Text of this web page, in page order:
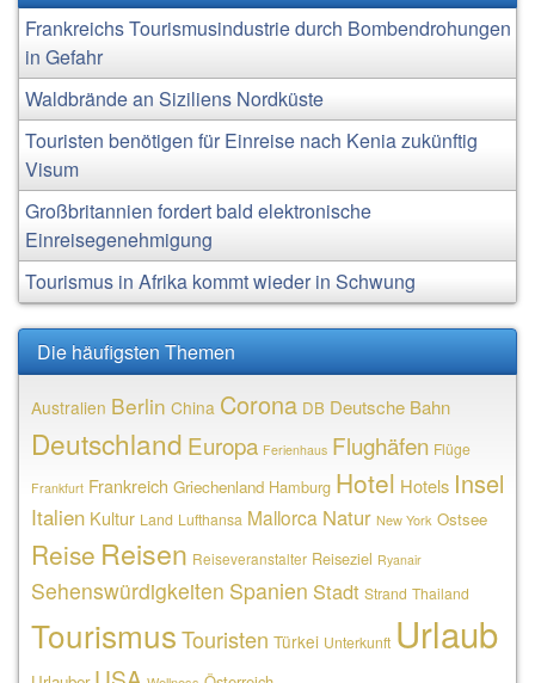
Frankreichs Tourismusindustrie durch Bombendrohungen
in Gefahr
Waldbrände an Siziliens Nordküste
Touristen benötigen für Einreise nach Kenia zukünftig
Visum
Großbritannien fordert bald elektronische
Einreisegenehmigung
Tourismus in Afrika kommt wieder in Schwung
Die häufigsten Themen
Australien Berlin China Corona DB Deutsche Bahn
Deutschland Europa Ferienhaus Flughäfen Flüge
Frankfurt Frankreich Griechenland Hamburg Hotel Hotels Insel
Italien Kultur Land Lufthansa Mallorca Natur New York Ostsee
Reise Reisen Reiseveranstalter Reiseziel Ryanair
Sehenswürdigkeiten Spanien Stadt Strand Thailand
TourismusTouristen Türkei Unterkunft Urlaub